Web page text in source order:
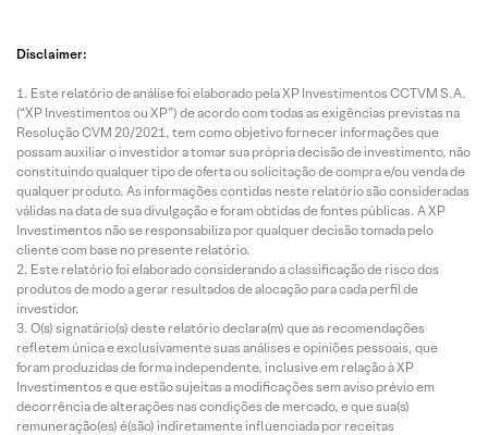
Disclaimer:
Este relatório de análise foi elaborado pela XP Investimentos CCTVM S.A.
(“XP Investimentos ou XP”) de acordo com todas as exigências previstas na
Resolução CVM 20/2021, tem como objetivo fornecer informações que
possam auxiliar o investidor a tomar sua própria decisão de investimento, não
constituindo qualquer tipo de oferta ou solicitação de compra e/ou venda de
qualquer produto. As informações contidas neste relatório são consideradas
válidas na data de sua divulgação e foram obtidas de fontes públicas. A XP
Investimentos não se responsabiliza por qualquer decisão tomada pelo
cliente com base no presente relatório.
Este relatório foi elaborado considerando a classificação de risco dos
produtos de modo a gerar resultados de alocação para cada perfil de
investidor.
O(s) signatário(s) deste relatório declara(m) que as recomendações
refletem única e exclusivamente suas análises e opiniões pessoais, que
foram produzidas de forma independente, inclusive em relação à XP
Investimentos e que estão sujeitas a modificações sem aviso prévio em
decorrência de alterações nas condições de mercado, e que sua(s)
remuneração(es) é(são) indiretamente influenciada por receitas